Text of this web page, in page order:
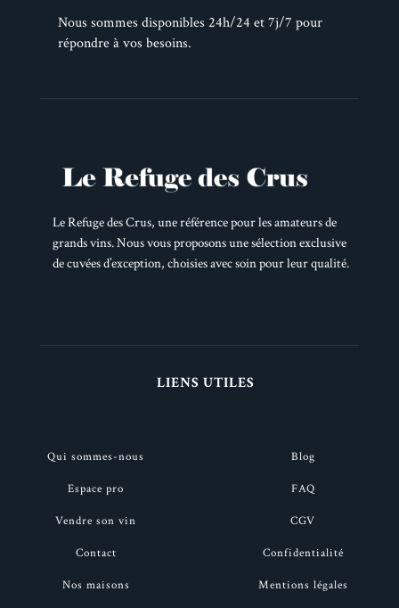
Nous sommes disponibles 24h/24 et 7j/7 pour
répondre à vos besoins.
Le Refuge des Crus, une référence pour les amateurs de
grands vins. Nous vous proposons une sélection exclusive
de cuvées d’exception, choisies avec soin pour leur qualité.
LIENS UTILES
Qui sommes-nous
Espace pro
Vendre son vin
Contact
Nos maisons
Blog
FAQ
CGV
Confidentialité
Mentions légales